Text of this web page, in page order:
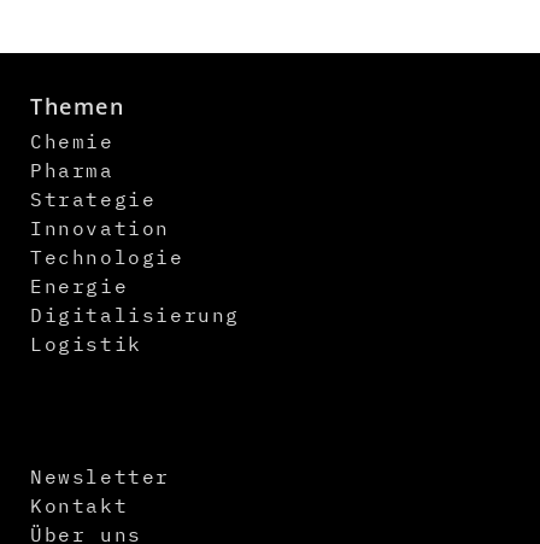
Themen
Chemie
Pharma
Strategie
Innovation
Technologie
Energie
Digitalisierung
Logistik
Newsletter
Kontakt
Über uns